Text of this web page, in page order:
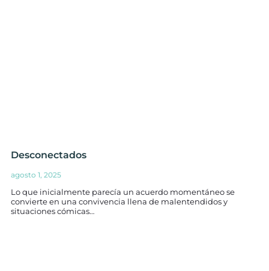
Desconectados
agosto 1, 2025
Lo que inicialmente parecía un acuerdo momentáneo se
convierte en una convivencia llena de malentendidos y
situaciones cómicas…